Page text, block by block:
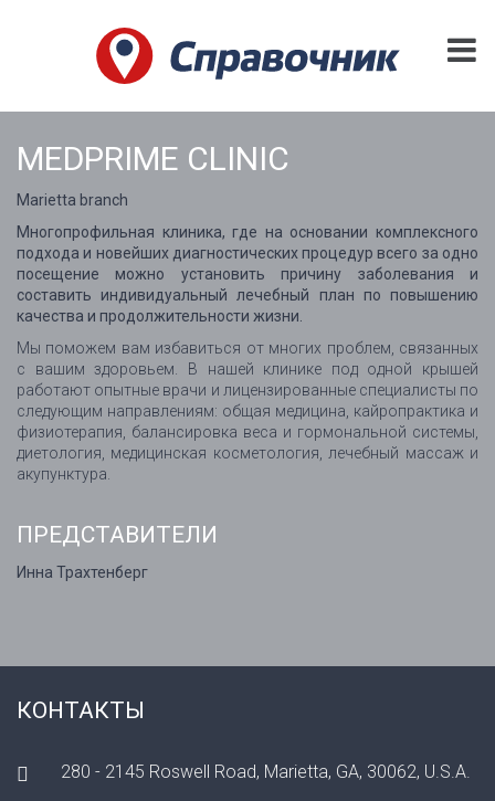
MEDPRIME CLINIC
Marietta branch
Многопрофильная клиника, где на основании комплексного
подхода и новейших диагностических процедур всего за одно
посещение можно установить причину заболевания и
составить индивидуальный лечебный план по повышению
качества и продолжительности жизни.
Мы поможем вам избавиться от многих проблем, связанных
с вашим здоровьем. В нашей клинике под одной крышей
работают опытные врачи и лицензированные специалисты по
следующим направлениям: общая медицина, кайропрактика и
физиотерапия, балансировка веса и гормональной системы,
диетология, медицинская косметология, лечебный массаж и
акупунктура.
ПРЕДСТАВИТЕЛИ
Инна Трахтенберг
КОНТАКТЫ
280 - 2145 Roswell Road, Marietta, GA, 30062, U.S.A.